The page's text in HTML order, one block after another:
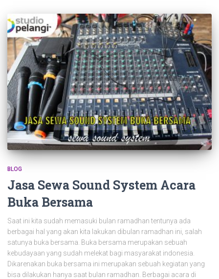
BLOG
Jasa Sewa Sound System Acara
Buka Bersama
Saat ini kita sudah memasuki bulan ramadhan tentunya ada
berbagai hal yang akan kita lakukan dibulan ramadhan ini, salah
satunya buka bersama. Buka bersama merupakan sebuah
kebudayaan yang sudah melekat bagi masyarakat indonesia.
Dikarenakan buka bersama ini merupakan sebuah kegiatan yang
bisa dilakukan hanya saat bulan ramadhan. Berbagai acara di